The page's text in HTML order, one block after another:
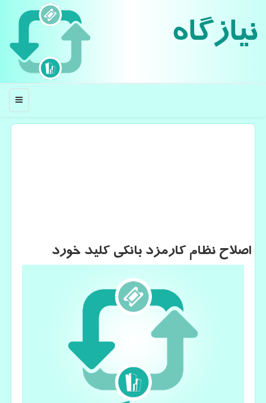
نیازگاه
منو
اصلاح نظام كارمزد بانكی كلید خورد